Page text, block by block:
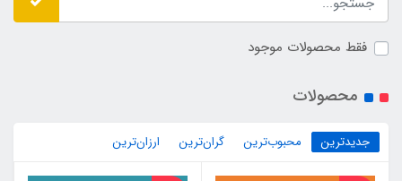
فقط محصولات موجود
محصولات
جدیدترین محبوب‌ترین گران‌ترین ارزان‌ترین